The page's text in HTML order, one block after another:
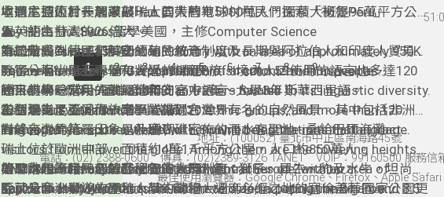
坦尚尼亞位於非洲東部，人口大約有5900萬人，面積大概是95萬平方公
里，約為台灣的26倍大。
Tanzania is an East African country with an area of approximately 950K
square kilometers and a population of around 59 million people.
由於曾受到德國和英國的殖民統治，以及長期與阿拉伯人和印度人貿易的
影響，坦尚尼亞不但有將近130個民族，境內人口使用的語言也多達120
種，其中最常用的就屬他們的官方語言 - Swahili 斯華西里語。
Tanzania's history of German and British colonization as well as
influences from Arab and Indian traders has led to its linguistic diversity.
As a result, Tanzania has over 120 ethnic groups, and more than 120
languages are spoken there, with Swahili being the national language.
去到坦尚尼亞，你一定不能錯過它世界有名的自然風景。其中包括非洲最
高峰吉力馬扎羅山、以及珊瑚礁密佈的潛水客聖地 - 桑給巴爾海灘。
The country boasts a wealth of renowned destinations that attract
visitors from all over the globe. Among them are the towering heights
of Mount Kilimanjaro and the pristine beaches of Zanzibar.
如果你想一睹知名的非洲五霸 - 非洲象、獅子、犀牛、豹及水牛，坦尚尼
亞就是非洲獵遊的聖地，其中動物大遷席必經之地的塞倫蓋蒂國家公園更
Tanzania is known for its abundant wildlife, including the Big Five
收聽本週節目一起敲敲瑞士的大門！
Say Hi to the Swiss！
---------------
三個瑞士 Switzerland的小常識：
瑞士位於歐洲中部，面積約4萬1千平方公里，人口約850萬人。
Switzerland is a country located in central Europe, with an area of
approximately 41,290 square kilometers and a population of around 8.5
第二階段為村民們解密緬甸的教育制度：
除了分享小學、中學和大學的課程、
原來小學唸5年、國中念4年、高中2年、大學3年？
和台灣完全不同！！？
收聽本週節目一起敲敲緬甸的大門！
Say Hi to the Myanmar！
本週主持人村長屠潔與Hao 要帶著地球村村民們探索「祕魯Peru」
▲英語主持人Hao : 留學美國，主修Computer Science
本週來賓Guest ：和安
節目的第一階段先來認識和安
當初是為了追愛而放棄學業來到台灣？
對於台灣的第一印象是什麼？
第二階段為村民們解密秘魯的教育制度：
除了分享小學、中學和大學的課程、
1 2 3 4 5 6 7 8 9
地址：(100052) 臺北市中正區南海路45號
電話：(02) 2388-0600 傳真：(02)2389-3126 TANET VOIP：99160500 服務信
最佳使用瀏覽器：Google Chrome、Firefox、Apple Safari